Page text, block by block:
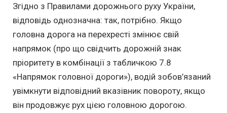
Згідно з Правилами дорожнього руху України,
відповідь однозначна: так, потрібно. Якщо
головна дорога на перехресті змінює свій
напрямок (про що свідчить дорожній знак
пріоритету в комбінації з табличкою 7.8
«Напрямок головної дороги»), водій зобов’язаний
увімкнути відповідний вказівник повороту, якщо
він продовжує рух цією головною дорогою.